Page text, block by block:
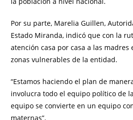
Por su parte, Marelia Guillen,
Estado Miranda, indicó que con la
atención casa por casa a las madres
zonas vulnerables de la entidad.
“Estamos haciendo el plan de
involucra todo el equipo político de
equipo se convierte en un equipo
maternas”.